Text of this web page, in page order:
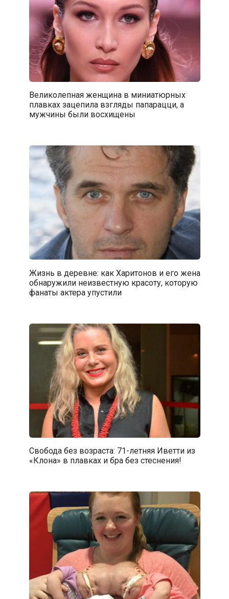
Великолепная женщина в миниатюрных
плавках зацепила взгляды папарацци, а
мужчины были восхищены
Жизнь в деревне: как Харитонов и его жена
обнаружили неизвестную красоту, которую
фанаты актера упустили
Свобода без возраста: 71-летняя Иветти из
«Клона» в плавках и бра без стеснения!